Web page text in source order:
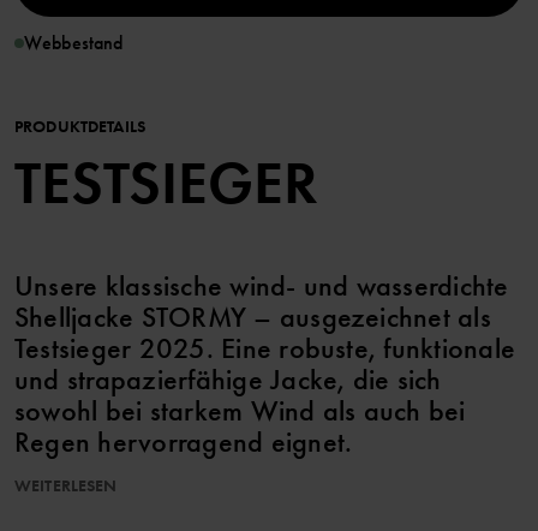
Webbestand
PRODUKTDETAILS
TESTSIEGER
Unsere klassische wind- und wasserdichte
Shelljacke STORMY – ausgezeichnet als
Testsieger 2025. Eine robuste, funktionale
und strapazierfähige Jacke, die sich
sowohl bei starkem Wind als auch bei
Regen hervorragend eignet.
WEITERLESEN